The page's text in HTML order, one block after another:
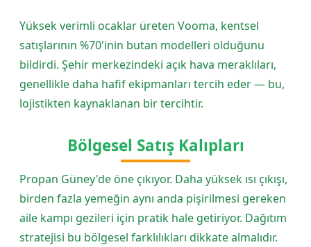
Yüksek verimli ocaklar üreten Vooma, kentsel
satışlarının %70'inin butan modelleri olduğunu
bildirdi. Şehir merkezindeki açık hava meraklıları,
genellikle daha hafif ekipmanları tercih eder — bu,
lojistikten kaynaklanan bir tercihtir.
Bölgesel Satış Kalıpları
Propan Güney'de öne çıkıyor. Daha yüksek ısı çıkışı,
birden fazla yemeğin aynı anda pişirilmesi gereken
aile kampı gezileri için pratik hale getiriyor. Dağıtım
stratejisi bu bölgesel farklılıkları dikkate almalıdır.